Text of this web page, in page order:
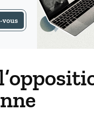
vous